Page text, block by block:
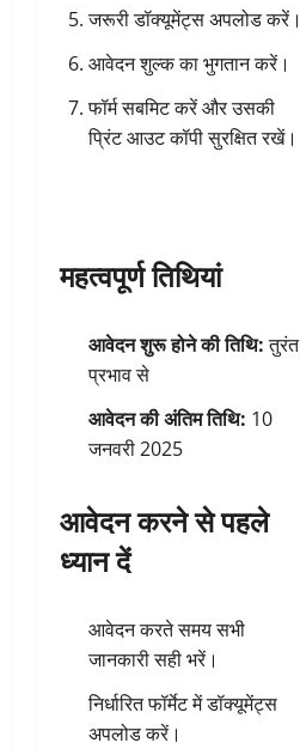
जरूरी डॉक्यूमेंट्स अपलोड करें।
आवेदन शुल्क का भुगतान करें।
फॉर्म सबमिट करें और उसकी
प्रिंट आउट कॉपी सुरक्षित रखें।
महत्वपूर्ण तिथियां
आवेदन शुरू होने की तिथि:तुरंत
प्रभाव से
आवेदन की अंतिम तिथि: 10
जनवरी 2025
आवेदन करने से पहले
ध्यान दें
आवेदन करते समय सभी
जानकारी सही भरें।
निर्धारित फॉर्मेट में डॉक्यूमेंट्स
अपलोड करें।